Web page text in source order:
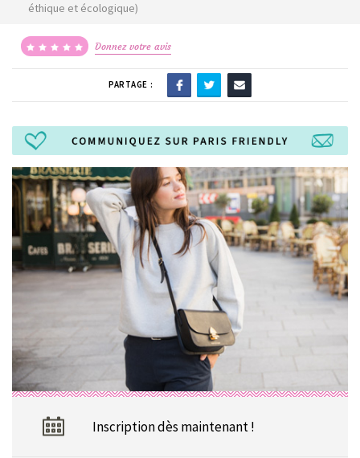
éthique et écologique)
Donnez votre avis
PARTAGE :
Inscription dès maintenant !